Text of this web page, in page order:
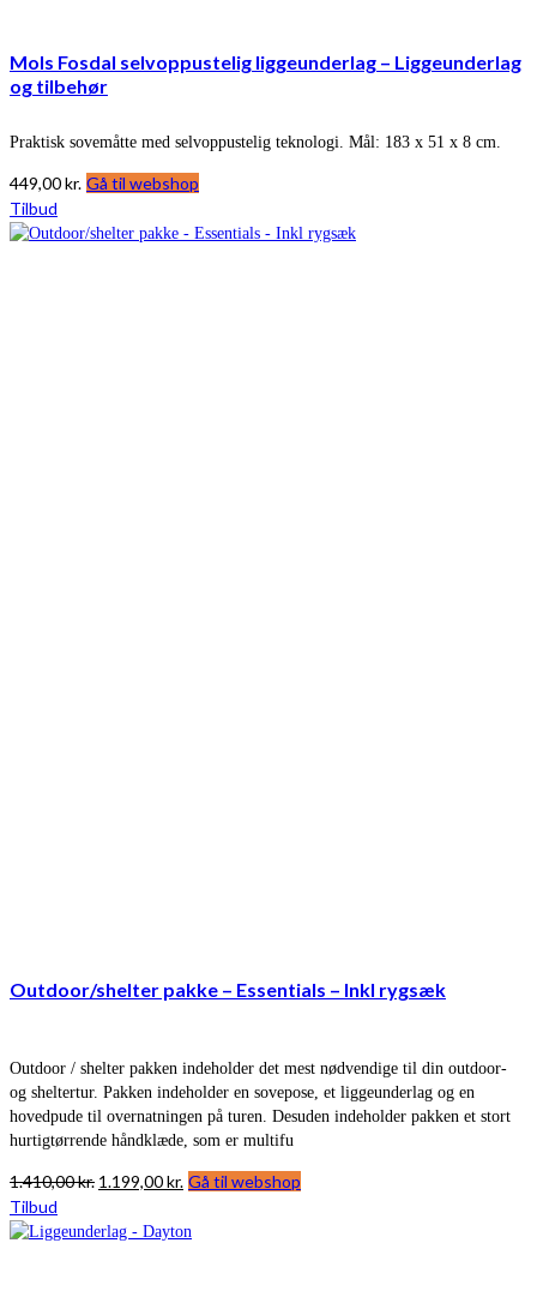
Mols Fosdal selvoppustelig liggeunderlag – Liggeunderlag
og tilbehør
Praktisk sovemåtte med selvoppustelig teknologi. Mål: 183 x 51 x 8 cm.
449,00kr. Gå til webshop
Tilbud
Outdoor/shelter pakke – Essentials – Inkl rygsæk
Outdoor / shelter pakken indeholder det mest nødvendige til din outdoor-
og sheltertur. Pakken indeholder en sovepose, et liggeunderlag og en
hovedpude til overnatningen på turen. Desuden indeholder pakken et stort
hurtigtørrende håndklæde, som er multifu
1.410,00kr. Den
pris
1.199,00kr.Den
pris
Gå til webshop
Tilbud